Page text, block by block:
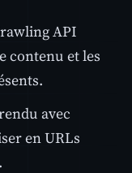
API
contenu et les
avec
en URLs